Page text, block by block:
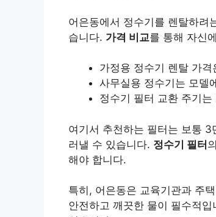
어은동에서 정수기를 렌탈하려
습니다. 가격 비교를 통해 자신
가정용 정수기 렌탈 가
사무실용 정수기는 모델
정수기 필터 교환 주기
여기서 추천하는 필터는 보통
러낼 수 있습니다. 정수기 필터
해야 합니다.
특히, 어은동은 교육기관과 주
안전하고 깨끗한 물이 필수적